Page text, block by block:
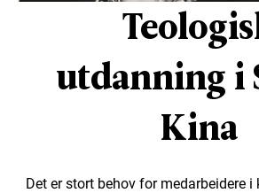
utdanning i
Kina
Det er stort behov for medarbeidere i